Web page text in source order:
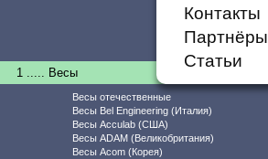
Контакты
Партнёры
Статьи
1 ..... Весы
Весы отечественные
Весы Bel Engineering (Италия)
Весы Acculab (США)
Весы ADAM (Великобритания)
Весы Acom (Корея)